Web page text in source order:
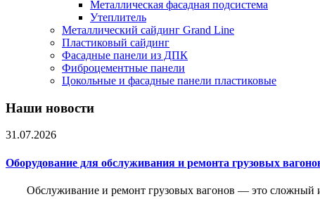
Металлическая фасадная подсистема
Утеплитель
Металлический сайдинг Grand Line
Пластиковый сайдинг
Фасадные панели из ДПК
Фиброцементные панели
Цокольные и фасадные панели пластиковые
Наши новости
31.07.2026
Оборудование для обслуживания и ремонта грузовых
Обслуживание и ремонт грузовых вагонов — это сложный